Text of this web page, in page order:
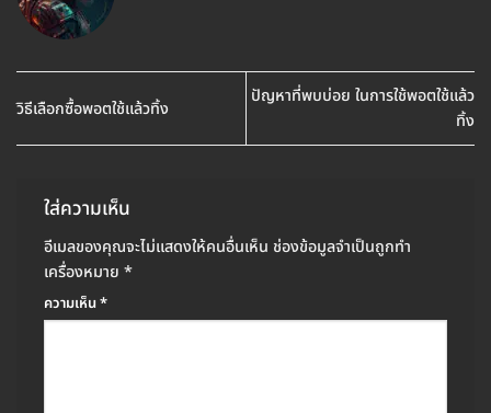
วิธีเลือกซื้อพอตใช้แล้วทิ้ง
ปัญหาที่พบบ่อย ในการใช้พอตใช้แล้ว
ทิ้ง
ใส่ความเห็น
อีเมลของคุณจะไม่แสดงให้คนอื่นเห็น ช่องข้อมูลจำเป็นถูกทำ
เครื่องหมาย *
ความเห็น*